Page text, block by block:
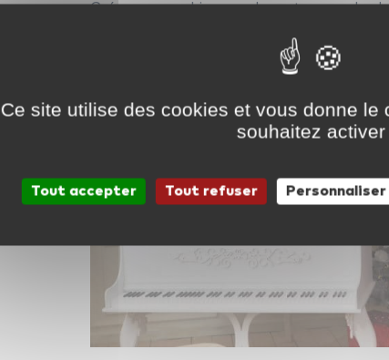
Créez une ambiance relaxante avec des
Ce site utilise des cookies et vous donne le
souhaitez activer
Tout accepter Tout refuser Personnaliser